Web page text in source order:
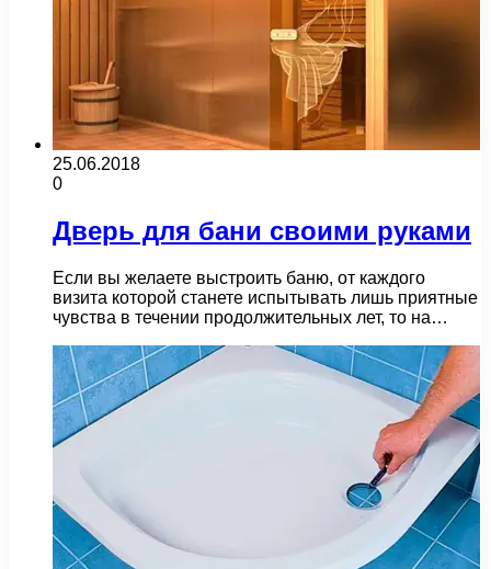
25.06.2018
0
Дверь для бани своими руками
Если вы желаете выстроить баню, от каждого
визита которой станете испытывать лишь приятные
чувства в течении продолжительных лет, то на…